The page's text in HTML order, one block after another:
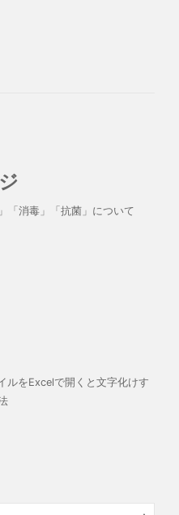
「消毒」「抗菌」について
ルをExcelで開くと文字化けす